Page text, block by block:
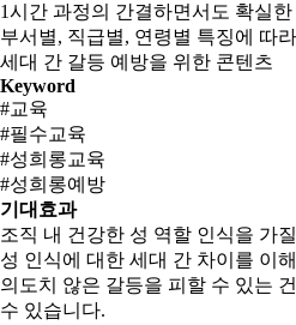
1시간 과정의 간결하면서도 확실한
부서별, 직급별, 연령별 특징에 따
세대 간 갈등 예방을 위한 콘텐츠
Keyword
#교육
#필수교육
#성희롱교육
#성희롱예방
기대효과
조직 내 건강한 성 역할 인식을 가
성 인식에 대한 세대 간 차이를 이
의도치 않은 갈등을 피할 수 있는
수 있습니다.